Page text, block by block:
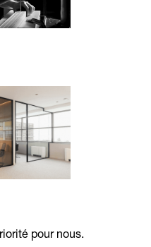
pour nous.